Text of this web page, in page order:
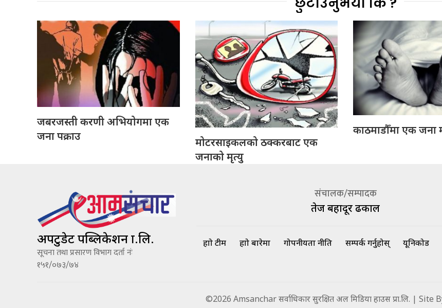
जबरजस्ती करणी अभियोगमा एक
जना पक्राउ
मोटरसाइकलको ठक्करबाट एक
जनाको मृत्यु
काठमाडौँमा एक
अपटुडेट पब्लिकेशन प्रा.लि.
सूचना तथा प्रसारण विभाग दर्ता नंः
१५१/०७३/७४
संचालक/सम्पादक
तेज बहादूर ढकाल
हाम्रो टीम हाम्रो बारेमा गोपनीयता नीति सम्पर्क गर्नुहोस् यूनिकोड
©2026 Amsanchar सर्वाधिकार सुरक्षित अल मिडिया हाउस प्रा.लि. | Site